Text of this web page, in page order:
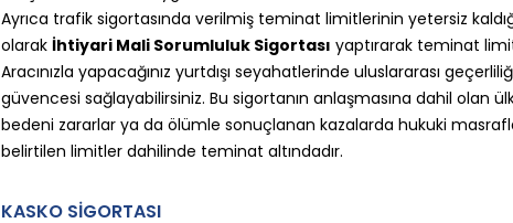
Ayrıca trafik sigortasında verilmiş teminat limitlerinin yetersiz
olarak İhtiyari Mali Sorumluluk Sigortası yaptırarak teminat
Aracınızla yapacağınız yurtdışı seyahatlerinde uluslararası
güvencesi sağlayabilirsiniz. Bu sigortanın anlaşmasına dahil olan
bedeni zararlar ya da ölümle sonuçlanan kazalarda hukuki
belirtilen limitler dahilinde teminat altındadır.
KASKO SİGORTASI